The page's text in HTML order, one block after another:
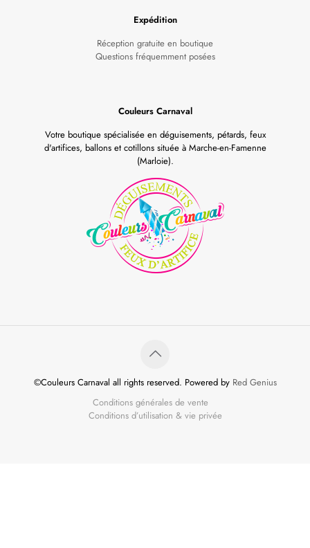
Expédition
Réception gratuite en boutique
Questions fréquemment posées
Couleurs Carnaval
Votre boutique spécialisée en déguisements, pétards, feux
d'artifices, ballons et cotillons située à Marche-en-Famenne
(Marloie).
©Couleurs Carnaval all rights reserved. Powered by Red Genius
Conditions générales de vente
Conditions d’utilisation & vie privée